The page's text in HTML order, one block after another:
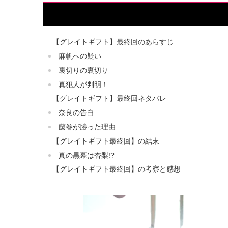
【グレイトギフト】最終回のあらすじ
麻帆への疑い
裏切りの裏切り
真犯人が判明！
【グレイトギフト】最終回ネタバレ
奈良の告白
藤巻が勝った理由
【グレイトギフト最終回】の結末
真の黒幕は杏梨!?
【グレイトギフト最終回】の考察と感想